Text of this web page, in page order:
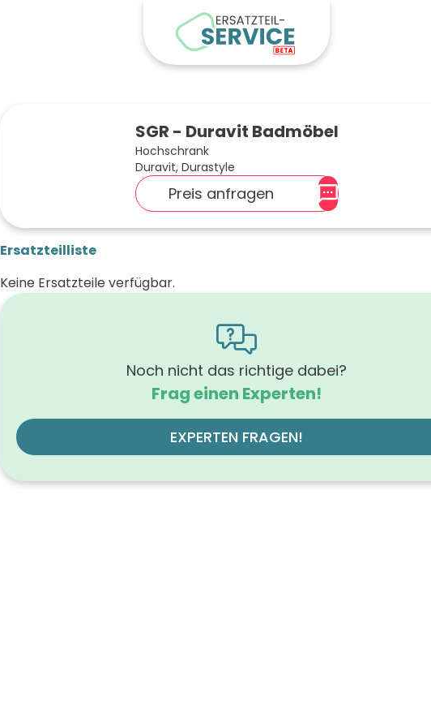
SGR - Duravit Badmöbel
Hochschrank
Duravit, Durastyle
Preis anfragen
Ersatzteilliste
Keine Ersatzteile verfügbar.
Noch nicht das richtige dabei?
Frag einen Experten!
EXPERTEN FRAGEN!